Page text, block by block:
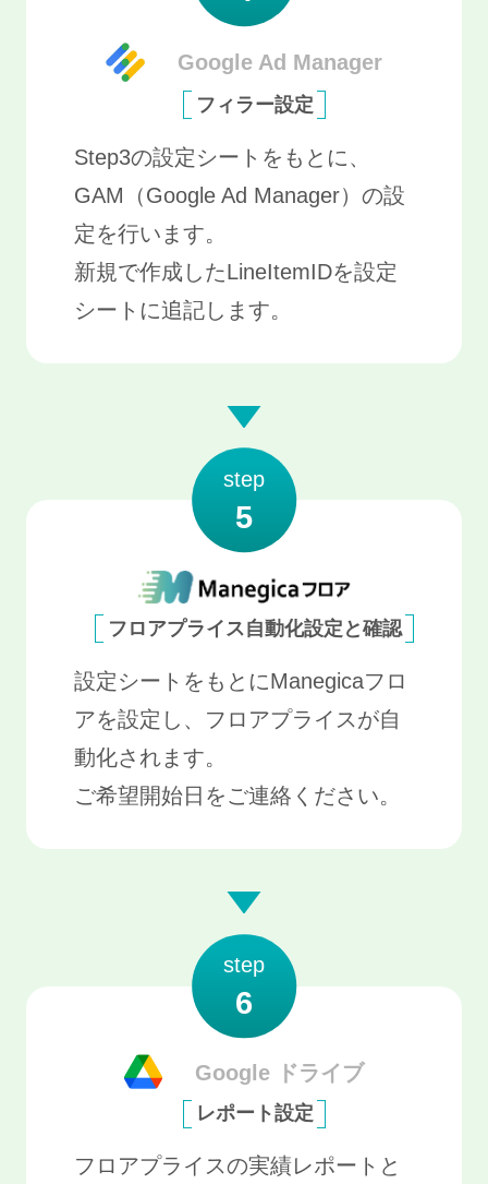
Google Ad Manager
フィラー設定
Step3の設定シートをもとに、
GAM（Google Ad Manager）の設
定を行います。
新規で作成したLineItemIDを設定
シートに追記します。
step
5
フロアプライス自動化設定と確認
設定シートをもとにManegicaフロ
アを設定し、フロアプライスが自
動化されます。
ご希望開始日をご連絡ください。
step
6
Google ドライブ
レポート設定
フロアプライスの実績レポートと